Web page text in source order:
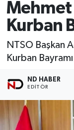
Mehmet
Kurban
NTSO Başkan
Kurban
ND HABER
EDITÖR